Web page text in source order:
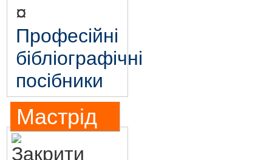
¤
Професійні
бібліографічні
посібники
Мастрід